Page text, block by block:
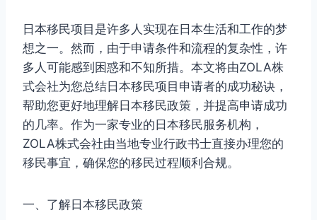
日本移民项目是许多人实现在日本生活和工作的梦
想之一。然而，由于申请条件和流程的复杂性，许
多人可能感到困惑和不知所措。本文将由ZOLA株
式会社为您总结日本移民项目申请者的成功秘诀，
帮助您更好地理解日本移民政策，并提高申请成功
的几率。作为一家专业的日本移民服务机构，
ZOLA株式会社由当地专业行政书士直接办理您的
移民事宜，确保您的移民过程顺利合规。
一、了解日本移民政策